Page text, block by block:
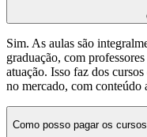
Sim. As aulas são
graduação, com
atuação. Isso faz dos
no mercado, com
Como posso pagar os